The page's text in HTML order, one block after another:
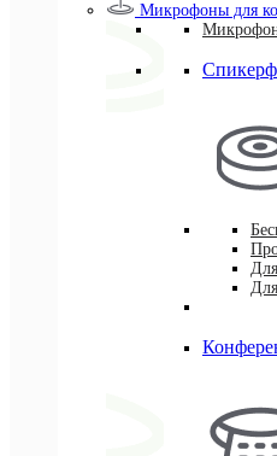
Микрофоны для